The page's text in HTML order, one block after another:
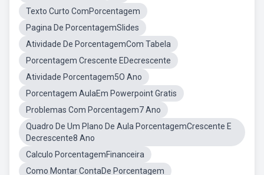
Texto Curto ComPorcentagem
Pagina De PorcentagemSlides
Atividade De PorcentagemCom Tabela
Porcentagem Crescente EDecrescente
Atividade Porcentagem5O Ano
Porcentagem AulaEm Powerpoint Gratis
Problemas Com Porcentagem7 Ano
Quadro De Um Plano De Aula PorcentagemCrescente E
Decrescente8 Ano
Calculo PorcentagemFinanceira
Como Montar ContaDe Porcentagem